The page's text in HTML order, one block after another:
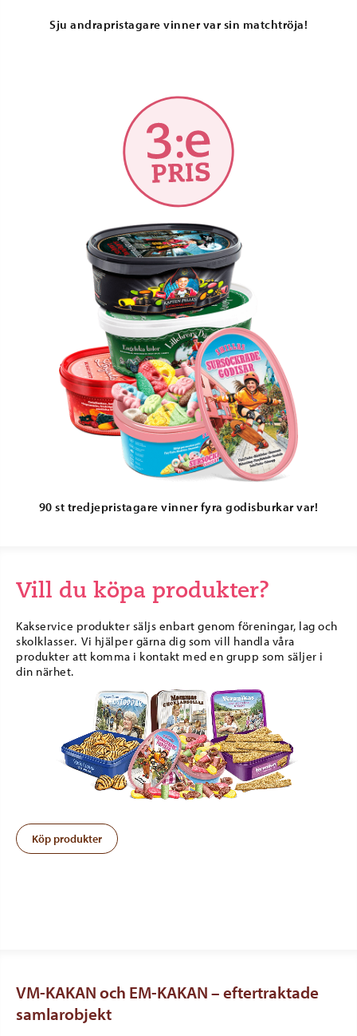
Sju andrapristagare vinner var sin matchtröja!
90 st tredjepristagare vinner fyra godisburkar var!
Vill du köpa produkter?
Kakservice produkter säljs enbart genom föreningar, lag och
skolklasser. Vi hjälper gärna dig som vill handla våra
produkter att komma i kontakt med en grupp som säljer i
din närhet.
Köp produkter
VM-KAKAN och EM-KAKAN – eftertraktade
samlarobjekt